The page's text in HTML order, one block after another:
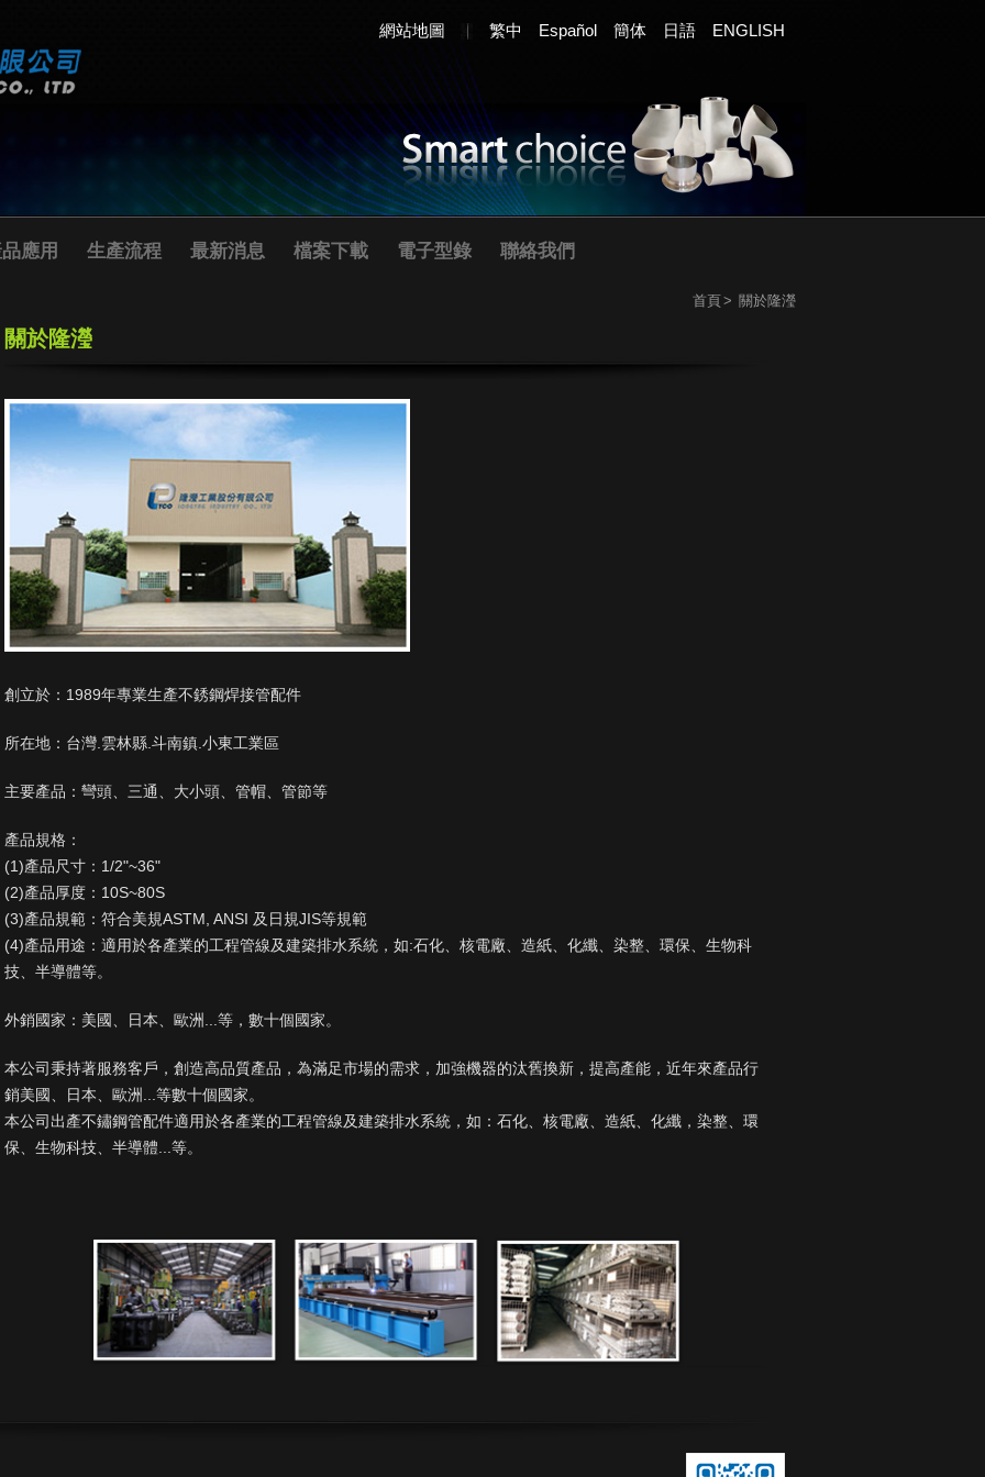
網站地圖 繁中 Español 簡体 日語 ENGLISH
應用 生產流程 最新消息 檔案下載 電子型錄 聯絡我們
首頁 關於隆瀅
關於隆瀅
創立於：1989年專業生產不銹鋼焊接管配件
所在地：台灣.雲林縣.斗南鎮.小東工業區
主要產品：彎頭、三通、大小頭、管帽、管節等
產品規格：
(1)產品尺寸：1/2"~36"
(2)產品厚度：10S~80S
(3)產品規範：符合美規ASTM, ANSI 及日規JIS等規範
(4)產品用途：適用於各產業的工程管線及建築排水系統，如:石化、核電廠、造紙、化纖、染整、環保、生物科
技、半導體等。
外銷國家：美國、日本、歐洲...等，數十個國家。
本公司秉持著服務客戶，創造高品質產品，為滿足市場的需求，加強機器的汰舊換新，提高產能，近年來產品行
銷美國、日本、歐洲...等數十個國家。
本公司出產不鏽鋼管配件適用於各產業的工程管線及建築排水系統，如：石化、核電廠、造紙、化纖，染整、環
保、生物科技、半導體...等。